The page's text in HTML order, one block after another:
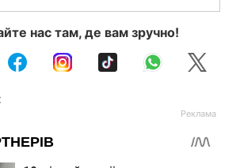
нас там, де вам зручно!